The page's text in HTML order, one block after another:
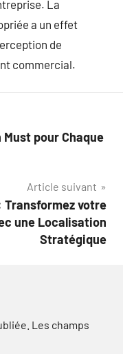
La
a un effet
de
commercial.
pour Chaque
Article suivant
Transformez votre
une Localisation
Stratégique
Les champs